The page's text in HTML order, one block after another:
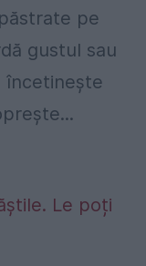
pe
gustul sau
încetinește